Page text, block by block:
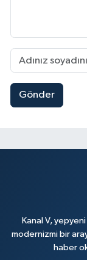
Gönder
Kanal V,
modernizmi bir
haber